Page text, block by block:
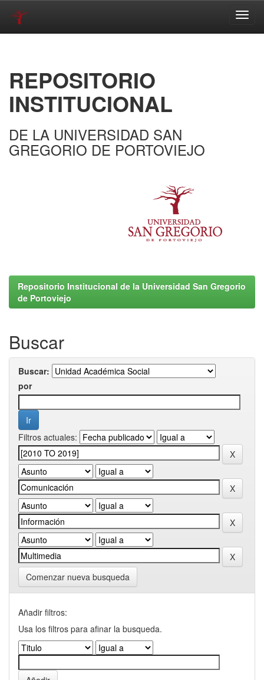
REPOSITORIO
INSTITUCIONAL
DE LA UNIVERSIDAD SAN
GREGORIO DE PORTOVIEJO
Repositorio Institucional de la Universidad San Gregorio
de Portoviejo
Buscar
Buscar:
por
Filtros actuales:
Comenzar nueva busqueda
Añadir filtros:
Usa los filtros para afinar la busqueda.